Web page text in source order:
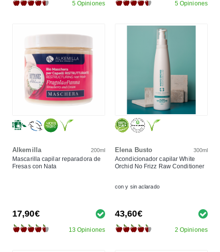
5 Opiniones 5 Opiniones
Alkemilla 200ml
Mascarilla capilar reparadora de
Fresas con Nata
17,90€
13 Opiniones
Elena Busto 300ml
Acondicionador capilar White
Orchid No Frizz Raw Conditioner
con y sin aclarado
43,60€
2 Opiniones